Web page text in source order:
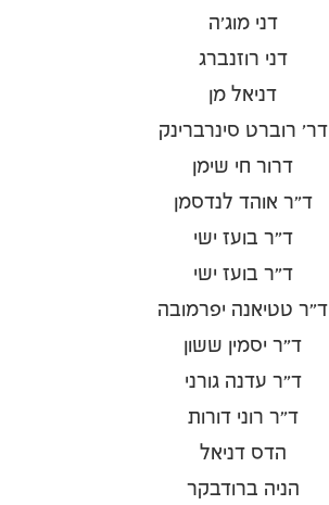
דני מוג'ה
דני רוזנברג
דניאל מן
דר' רוברט סינרברינק
דרור חי שימן
ד״ר אוהד לנדסמן
ד״ר בועז ישי
ד״ר בועז ישי
ד״ר טטיאנה יפרמובה
ד״ר יסמין ששון
ד״ר עדנה גורני
ד״ר רוני דורות
הדס דניאל
הניה ברודבקר